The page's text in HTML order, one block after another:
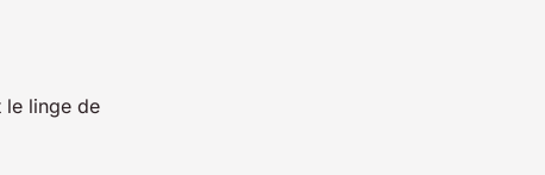
le linge de